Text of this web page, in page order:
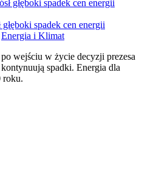
spadek cen energii
Energia i Klimat
wejściu w życie decyzji prezesa
spadki. Energia dla
roku.